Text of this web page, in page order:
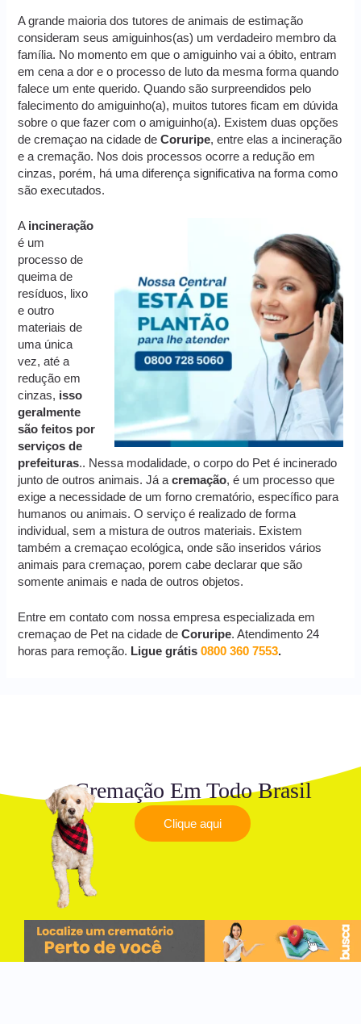
A grande maioria dos tutores de animais de estimação
consideram seus amiguinhos(as) um verdadeiro membro da
família. No momento em que o amiguinho vai a óbito, entram
em cena a dor e o processo de luto da mesma forma quando
falece um ente querido. Quando são surpreendidos pelo
falecimento do amiguinho(a), muitos tutores ficam em dúvida
sobre o que fazer com o amiguinho(a). Existem duas opções
de cremaçao na cidade deCoruripe, entre elas a incineração
e a cremação. Nos dois processos ocorre a redução em
cinzas, porém, há uma diferença significativa na forma como
são executados.
A incineração
é um
processo de
queima de
resíduos, lixo
e outro
materiais de
uma única
vez, até a
redução em
cinzas, isso
geralmente
são feitos por
serviços de
prefeituras.. Nessa modalidade, o corpo do Pet é incinerado
junto de outros animais. Já acremação, é um processo que
exige a necessidade de um forno crematório, específico para
humanos ou animais. O serviço é realizado de forma
individual, sem a mistura de outros materiais. Existem
também a cremaçao ecológica, onde são inseridos vários
animais para cremaçao, porem cabe declarar que são
somente animais e nada de outros objetos.
Entre em contato com nossa empresa especializada em
cremaçao de Pet na cidade deCoruripe. Atendimento 24
horas para remoção. Ligue grátis0800 360 7553.
Cremação Em Todo Brasil
Clique aqui